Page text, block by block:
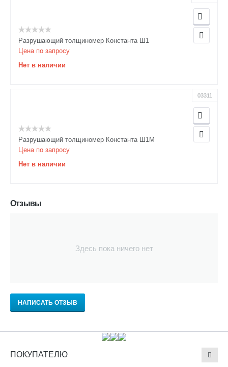
Разрушающий толщиномер Константа Ш1
Цена по запросу
Нет в наличии
03311
Разрушающий толщиномер Константа Ш1М
Цена по запросу
Нет в наличии
Отзывы
Здесь пока ничего нет
НАПИСАТЬ ОТЗЫВ
ПОКУПАТЕЛЮ